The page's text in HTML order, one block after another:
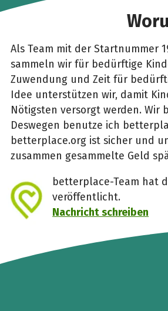
Als Team mit der Startnummer
sammeln wir für bedürftige
Zuwendung und Zeit für
Idee unterstützen wir, damit
Nötigsten versorgt werden. Wir
Deswegen benutze ich
betterplace.org ist sicher und
zusammen gesammelte Geld
betterplace-Team hat
veröffentlicht.
Nachricht schreiben